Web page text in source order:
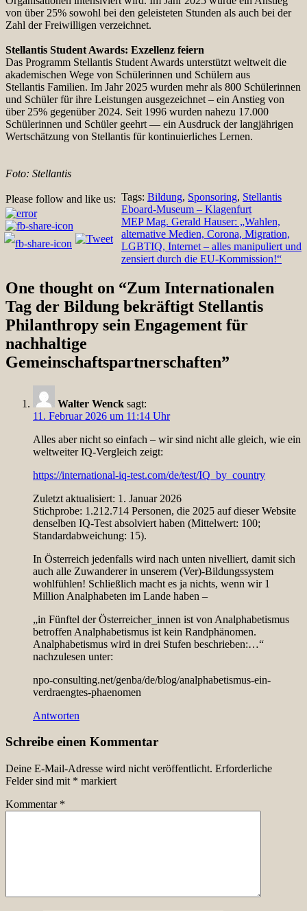
von über 25% sowohl bei den geleisteten Stunden als auch bei der
Zahl der Freiwilligen verzeichnet.
Stellantis Student Awards: Exzellenz feiern
Das Programm Stellantis Student Awards unterstützt weltweit die
akademischen Wege von Schülerinnen und Schülern aus
Stellantis Familien. Im Jahr 2025 wurden mehr als 800 Schülerinnen
und Schüler für ihre Leistungen ausgezeichnet – ein Anstieg von
über 25% gegenüber 2024. Seit 1996 wurden nahezu 17.000
Schülerinnen und Schüler geehrt — ein Ausdruck der langjährigen
Wertschätzung von Stellantis für kontinuierliches Lernen.
Foto: Stellantis
Please follow and like us: Tags: Bildung, Sponsoring, Stellantis
BeitragsnavigationEboard-Museum – Klagenfurt
MEP Mag. Gerald Hauser: „Wahlen,
alternative Medien, Corona, Migration,
LGBTIQ, Internet – alles manipuliert und
zensiert durch die EU-Kommission!“
One thought on “Zum Internationalen
Tag der Bildung bekräftigt Stellantis
Philanthropy sein Engagement für
nachhaltige
Gemeinschaftspartnerschaften”
Walter Wenck sagt:
11. Februar 2026 um 11:14 Uhr
Alles aber nicht so einfach – wir sind nicht alle gleich, wie ein
weltweiter IQ-Vergleich zeigt:
https://international-iq-test.com/de/test/IQ_by_country
Zuletzt aktualisiert: 1. Januar 2026
Stichprobe: 1.212.714 Personen, die 2025 auf dieser Website
denselben IQ-Test absolviert haben (Mittelwert: 100;
Standardabweichung: 15).
In Österreich jedenfalls wird nach unten nivelliert, damit sich
auch alle Zuwanderer in unserem (Ver)-Bildungssystem
wohlfühlen! Schließlich macht es ja nichts, wenn wir 1
Million Analphabeten im Lande haben –
„in Fünftel der Österreicher_innen ist von Analphabetismus
betroffen Analphabetismus ist kein Randphänomen.
Analphabetismus wird in drei Stufen beschrieben:…“
nachzulesen unter:
npo-consulting.net/genba/de/blog/analphabetismus-ein-
verdraengtes-phaenomen
Antworten
Schreibe einen Kommentar
Deine E-Mail-Adresse wird nicht veröffentlicht. Erforderliche
Felder sind mit * markiert
Kommentar *